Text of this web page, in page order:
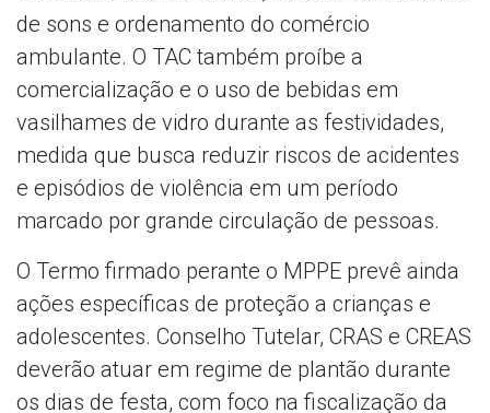
de sons e ordenamento do comércio
ambulante. O TAC também proíbe a
comercialização e o uso de bebidas em
vasilhames de vidro durante as festividades,
medida que busca reduzir riscos de acidentes
e episódios de violência em um período
marcado por grande circulação de pessoas.
O Termo firmado perante o MPPE prevê ainda
ações específicas de proteção a crianças e
adolescentes. Conselho Tutelar, CRAS e CREAS
deverão atuar em regime de plantão durante
os dias de festa, com foco na fiscalização da